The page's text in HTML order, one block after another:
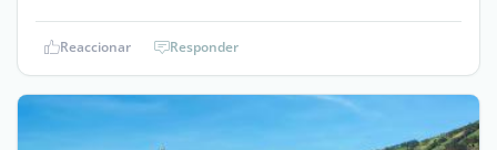
Reaccionar Responder